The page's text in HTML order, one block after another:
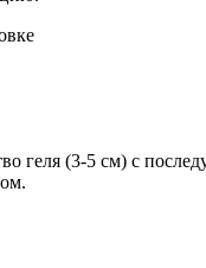
геля (3-5 см) c